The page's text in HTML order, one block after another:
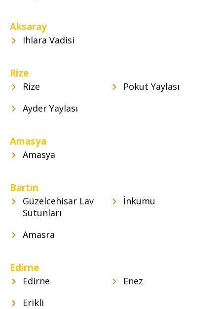
Aksaray
Ihlara Vadisi
Rize
Rize
Pokut Yaylası
Ayder Yaylası
Amasya
Amasya
Bartın
Güzelcehisar Lav
Sütunları
İnkumu
Amasra
Edirne
Edirne
Enez
Erikli